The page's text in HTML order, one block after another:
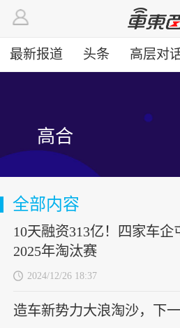
最新报道 头条 高层对
高合
全部内容
10天融资313亿！四家车
2025年淘汰赛
2024/12/26 18:37
造车新势力大浪淘沙，下